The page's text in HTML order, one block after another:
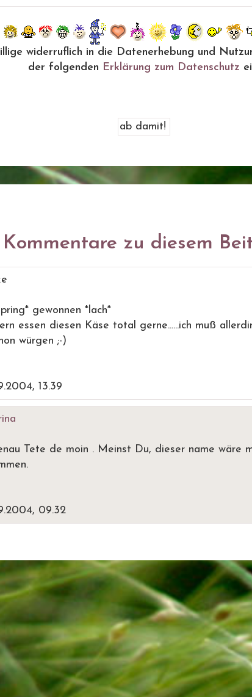
widerruflich in die Datenerhebung und
der folgenden Erklärung zum Datenschutz
Kommentare zu diesem
gewonnen *lach*
essen diesen Käse total gerne......ich muß
würgen ;-)
13.39
Tete de moin . Meinst Du, dieser name wäre
09.32